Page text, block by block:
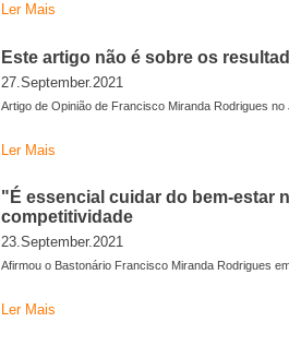
Ler Mais
Este artigo não é sobre os
27.September.2021
Artigo de Opinião de Francisco Miranda Rodrigues no
Ler Mais
"É essencial cuidar do bem-estar
competitividade
23.September.2021
Afirmou o Bastonário Francisco Miranda Rodrigues
Ler Mais